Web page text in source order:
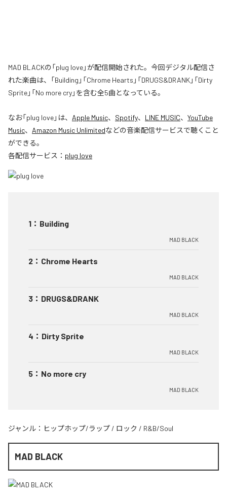
MAD BLACKの「plug love」が配信開始された。今回デジタル配信さ
れた楽曲は、「Building」「Chrome Hearts」「DRUGS&DRANK」「Dirty
Sprite」「No more cry」を含む全5曲となっている。
なお「plug love」は、 Apple Music、 Spotify、 LINE MUSIC、 YouTube
Music、 Amazon Music Unlimitedなどの音楽配信サービスで聴くこと
ができる。
各配信サービス： plug love
1 ： Building
MAD BLACK
2 ： Chrome Hearts
MAD BLACK
3 ： DRUGS&DRANK
MAD BLACK
4 ： Dirty Sprite
MAD BLACK
5 ： No more cry
MAD BLACK
ジャンル： ヒップホップ/ラップ / ロック / R&B/Soul
MAD BLACK